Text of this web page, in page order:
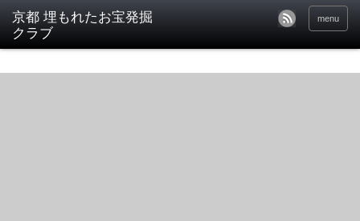
京都 埋もれたお宝発掘
クラブ
menu